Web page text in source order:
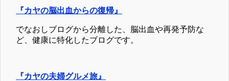
『カヤの脳出血からの復帰』
でなおしブログから分離した、脳出血や再発予防な
ど、健康に特化したブログです。
『カヤの夫婦グルメ旅』